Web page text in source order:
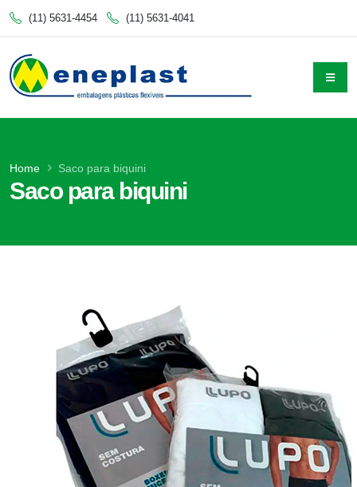
(11) 5631-4454 (11) 5631-4041
Saco para biquini
Home Saco para biquini